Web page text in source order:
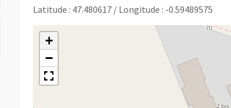
Latitude : 47.480617 / Longitude : -0.59489575
+
−